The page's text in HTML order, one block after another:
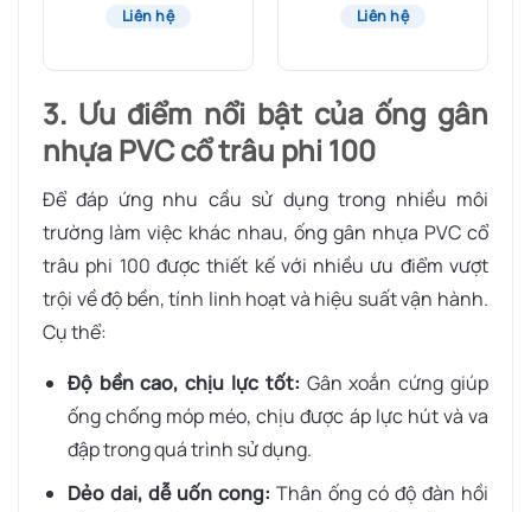
Liên hệ Liên hệ
3. Ưu điểm nổi bật của ống gân
nhựa PVC cổ trâu phi 100
Để đáp ứng nhu cầu sử dụng trong nhiều môi
trường làm việc khác nhau, ống gân nhựa PVC cổ
trâu phi 100 được thiết kế với nhiều ưu điểm vượt
trội về độ bền, tính linh hoạt và hiệu suất vận hành.
Cụ thể:
Độ bền cao, chịu lực tốt: Gân xoắn cứng giúp
ống chống móp méo, chịu được áp lực hút và va
đập trong quá trình sử dụng.
Dẻo dai, dễ uốn cong: Thân ống có độ đàn hồi